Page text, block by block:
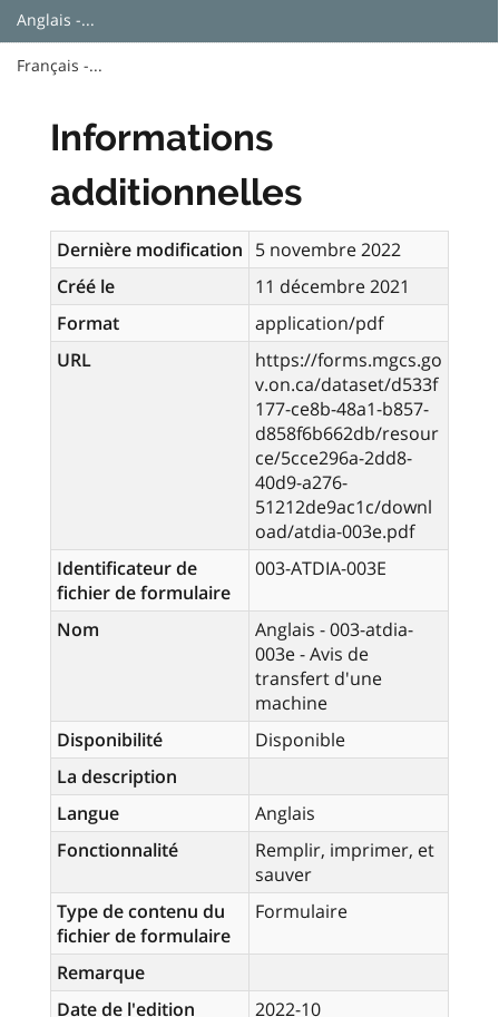
Anglais -...
Français -...
Informations
additionnelles
Dernière modification 5 novembre 2022
Créé le
11 décembre 2021
Format
application/pdf
URL
https://forms.mgcs.go
v.on.ca/dataset/d533f
177-ce8b-48a1-b857-
d858f6b662db/resour
ce/5cce296a-2dd8-
40d9-a276-
51212de9ac1c/downl
oad/atdia-003e.pdf
Identificateur de
fichier de formulaire
003-ATDIA-003E
Nom
Anglais - 003-atdia-
003e - Avis de
transfert d'une
machine
Disponibilité
Disponible
La description
Langue
Anglais
Fonctionnalité
Remplir, imprimer, et
sauver
Type de contenu du
fichier de formulaire
Formulaire
Remarque
Date de l'edition
2022-10